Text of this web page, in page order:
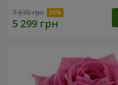
7 570 грн